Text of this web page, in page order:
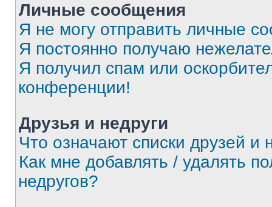
Личные сообщения
Я не могу отправить личные
Я постоянно получаю
Я получил спам или
конференции!
Друзья и недруги
Что означают списки друзей и
Как мне добавлять / удалять
недругов?